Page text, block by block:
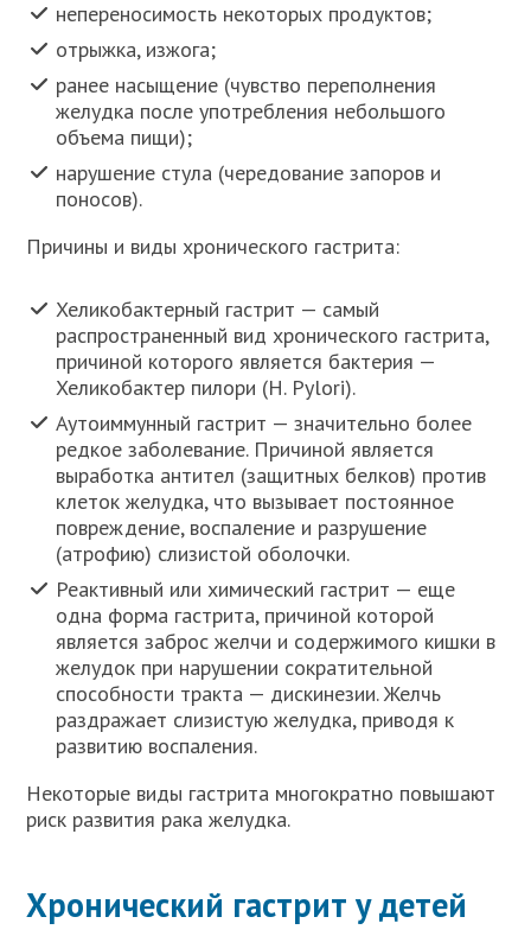
непереносимость некоторых продуктов;
отрыжка, изжога;
ранее насыщение (чувство переполнения
желудка после употребления небольшого
объема пищи);
нарушение стула (чередование запоров и
поносов).
Причины и виды хронического гастрита:
Хеликобактерный гастрит — самый
распространенный вид хронического гастрита,
причиной которого является бактерия —
Хеликобактер пилори (H. Pylori).
Аутоиммунный гастрит — значительно более
редкое заболевание. Причиной является
выработка антител (защитных белков) против
клеток желудка, что вызывает постоянное
повреждение, воспаление и разрушение
(атрофию) слизистой оболочки.
Реактивный или химический гастрит — еще
одна форма гастрита, причиной которой
является заброс желчи и содержимого кишки в
желудок при нарушении сократительной
способности тракта — дискинезии. Желчь
раздражает слизистую желудка, приводя к
развитию воспаления.
Некоторые виды гастрита многократно повышают
риск развития рака желудка.
Хронический гастрит у детей